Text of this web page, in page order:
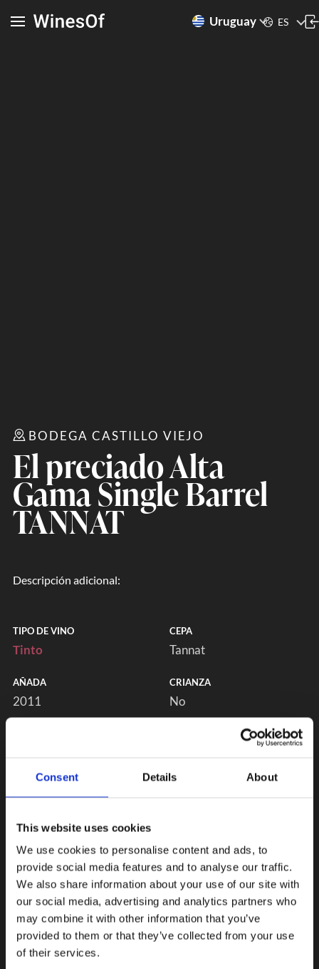
Consent Details About
This website uses cookies
We use cookies to personalise content and ads, to
provide social media features and to analyse our traffic.
We also share information about your use of our site with
our social media, advertising and analytics partners who
may combine it with other information that you’ve
provided to them or that they’ve collected from your use
of their services.
Uruguay ES
BODEGA CASTILLO VIEJO
El preciado Alta
Gama Single Barrel
TANNAT
Descripción adicional:
TIPO DE VINO
Tinto
CEPA
Tannat
AÑADA
2011
CRIANZA
No